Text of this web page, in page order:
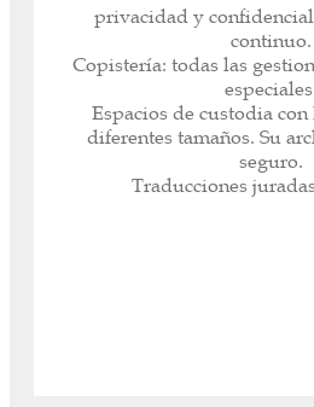
privacidad y
continuo.
Copistería: todas las
Espacios de custodia
diferentes tamaños. Su
seguro.
Traducciones
Oficina (Organismos
Privados).
Sus impresiones, copias,
con un precio
Espacios de Custodia.
Traducimos sus textos o
todos los idiomas.